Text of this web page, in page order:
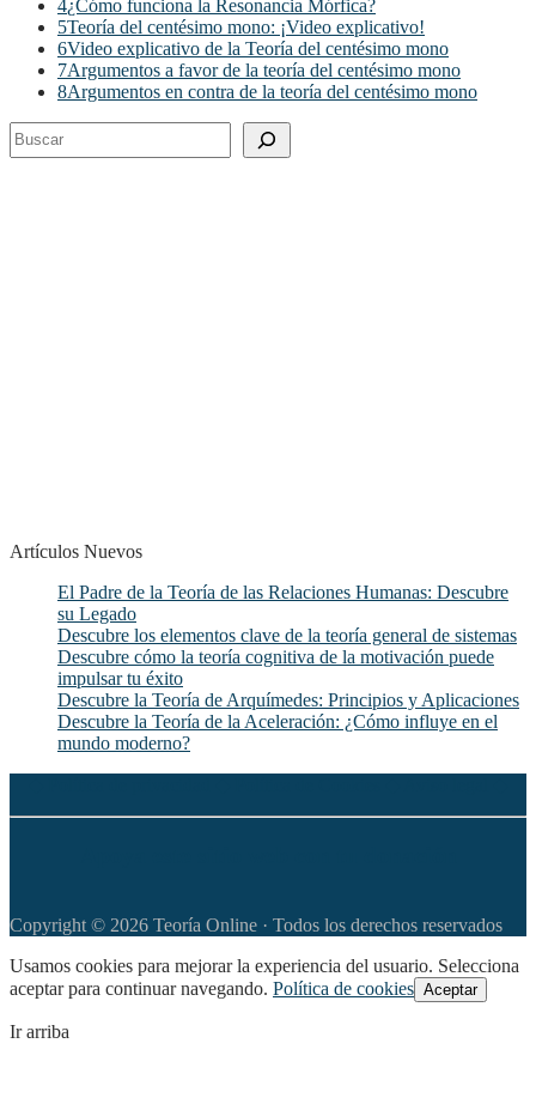
4¿Cómo funciona la Resonancia Mórfica?
5Teoría del centésimo mono: ¡Video explicativo!
6Video explicativo de la Teoría del centésimo mono
7Argumentos a favor de la teoría del centésimo mono
8Argumentos en contra de la teoría del centésimo mono
Buscar
Artículos Nuevos
El Padre de la Teoría de las Relaciones Humanas: Descubre
su Legado
Descubre los elementos clave de la teoría general de sistemas
Descubre cómo la teoría cognitiva de la motivación puede
impulsar tu éxito
Descubre la Teoría de Arquímedes: Principios y Aplicaciones
Descubre la Teoría de la Aceleración: ¿Cómo influye en el
mundo moderno?
Copyright © 2026 Teoría Online · Todos los derechos reservados
Usamos cookies para mejorar la experiencia del usuario. Selecciona
aceptar para continuar navegando. Política de cookies Aceptar
Ir arriba